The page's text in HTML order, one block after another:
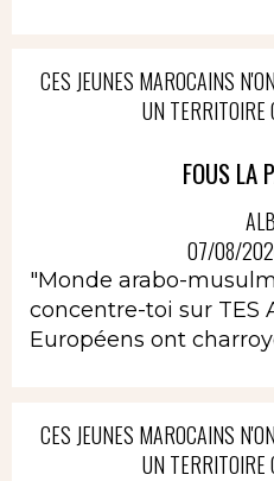
CES JEUNES MAROCAINS
UN TERRITOIRE
FOUS LA
07/08/
"Monde arabo-
concentre-toi sur TES
Européens ont
CES JEUNES MAROCAINS
UN TERRITOIRE